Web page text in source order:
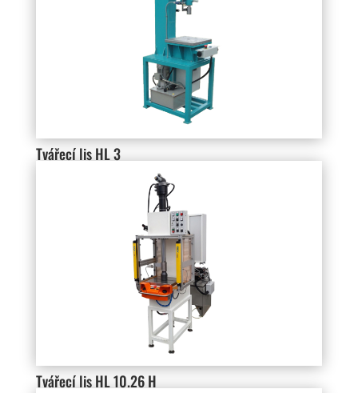
Tvářecí lis HL 3
Tvářecí lis HL 10.26 H